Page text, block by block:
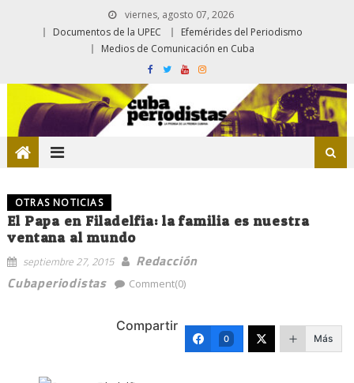
viernes, agosto 07, 2026
Documentos de la UPEC
Efemérides del Periodismo
Medios de Comunicación en Cuba
OTRAS NOTICIAS
El Papa en Filadelfia: la familia es nuestra
ventana al mundo
septiembre 27, 2015
Redacción
Cubaperiodistas
Comment(0)
Compartir
0 Más